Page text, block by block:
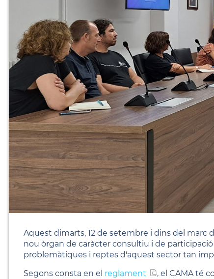
Aquest dimarts, 12 de setembre i dins del marc
nou òrgan de caràcter consultiu i de
problemàtiques i reptes d'aquest sector tan
Segons consta en el reglament
, el CAMA té